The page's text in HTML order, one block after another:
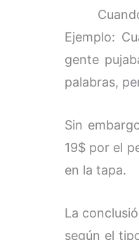
Ejemplo:
gente
palabras,
Sin
19$ por el
en la tapa.
La
según el